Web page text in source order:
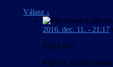
Válasz ↓
2016. dec. 11. - 21:17
Szia Laca!
Kijött a „szabad